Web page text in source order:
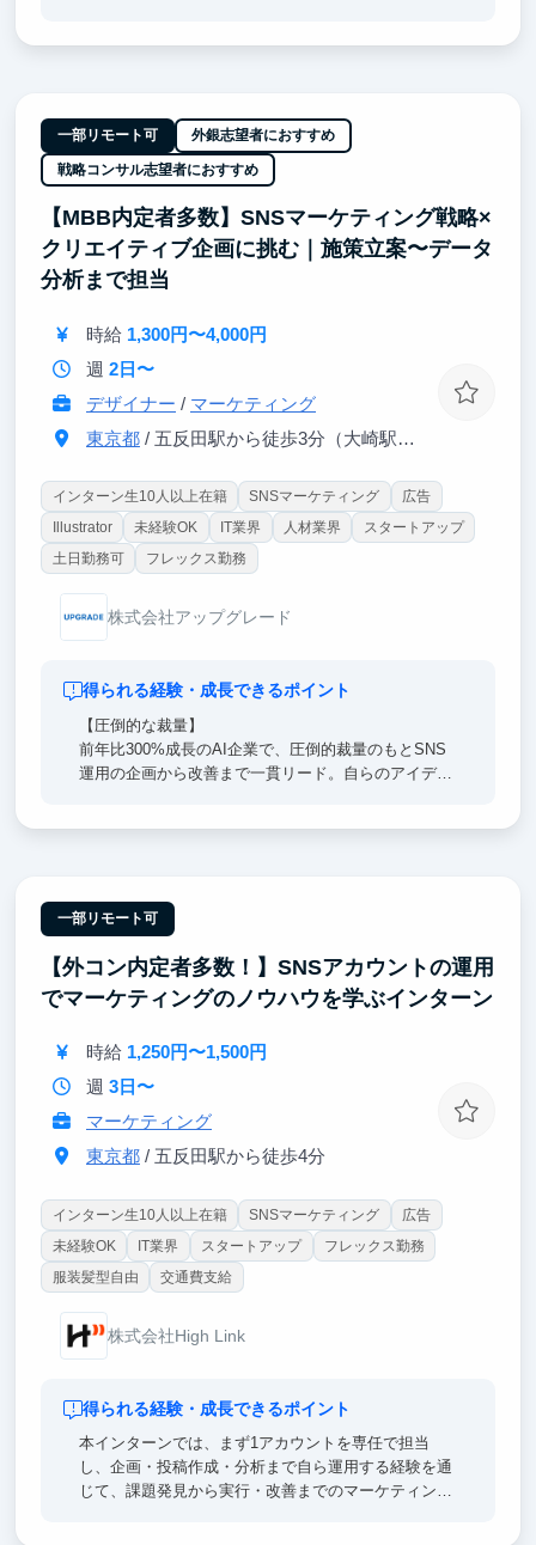
経営陣のすぐ隣で、超一流の意思決定プロセスを肌で
感じつつ直接吸収できます。日々のフィードバックを
通じ、どこでも通用する「解像度の高い思考力」を身
に沁み込ませます。
【東大早慶8割】
高倍率を突破したトップ層が集結。オフィスに来るだ
去、インターン生は戦略コンサル・外銀・総合商社等
のトップ企業へ内定しています。
一部リモート可 外銀志望者におすすめ
戦略コンサル志望者におすすめ
【MBB内定者多数】SNSマーケティング戦略×
クリエイティブ企画に挑む｜施策立案〜データ
分析まで担当
時給 1,300円〜4,000円
週 2日〜
デザイナー / マーケティング
東京都/ 五反田駅から徒歩3分（大崎駅から徒歩8分）
インターン生10人以上在籍 SNSマーケティング
広告
Illustrator
未経験OK IT業界 人材業界
スタートアップ
土日勤務可
フレックス勤務
株式会社アップグレード
得られる経験・成長できるポイント
【圧倒的な裁量】
前年比300%成長のAI企業で、圧倒的裁量のもとSNS
運用の企画から改善まで一貫リード。自らのアイデア
の意思決定プロセスを肌で感じつつ直接吸収できま
す。日々のFBを通じ、どこでも通用する「解像度の
高い思考力」を身に沁み込ませます。
【東大早慶8割】
けで視座が高まる刺激を受けることができます。過去
にインターン生は戦略コンサル・外銀・総合商社等の
一部リモート可
【外コン内定者多数！】SNSアカウントの運用
でマーケティングのノウハウを学ぶインターン
時給 1,250円〜1,500円
週 3日〜
マーケティング
東京都/ 五反田駅から徒歩4分
インターン生10人以上在籍 SNSマーケティング
広告
未経験OK
IT業界 スタートアップ
フレックス勤務
服装髪型自由
交通費支給
株式会社High Link
得られる経験・成長できるポイント
本インターンでは、まず1アカウントを専任で担当
し、企画・投稿作成・分析まで自ら運用する経験を通
じて、課題発見から実行・改善までのマーケティング